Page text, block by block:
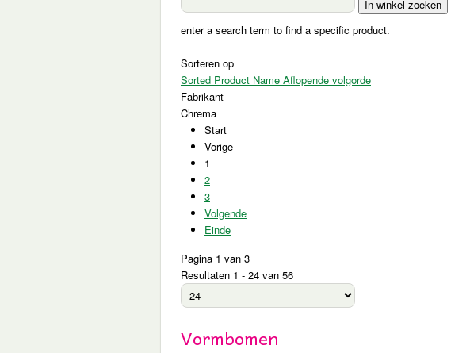
enter a search term to find a specific product.
Sorteren op
Sorted Product Name Aflopende volgorde
Fabrikant
Chrema
Start
Vorige
1
2
3
Volgende
Einde
Pagina 1 van 3
Resultaten 1 - 24 van 56
Vormbomen